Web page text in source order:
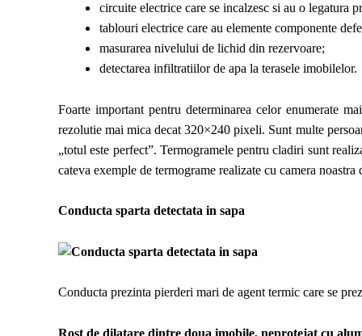
circuite electrice care se incalzesc si au o legatura
tablouri electrice care au elemente componente
masurarea nivelului de lichid din rezervoare;
detectarea infiltratiilor de apa la terasele imobilelor.
Foarte important pentru determinarea celor enumerate
rezolutie mai mica decat 320×240 pixeli. Sunt multe
„totul este perfect”. Termogramele pentru cladiri sunt
cateva exemple de termograme realizate cu camera
Conducta sparta detectata in sapa
Conducta prezinta pierderi mari de agent termic care se
Rost de dilatare dintre doua imobile, neprotejat cu